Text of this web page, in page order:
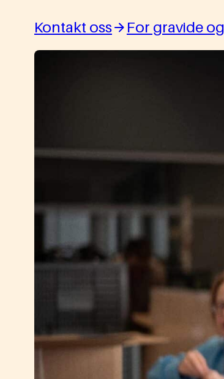
Kontakt oss For gravide